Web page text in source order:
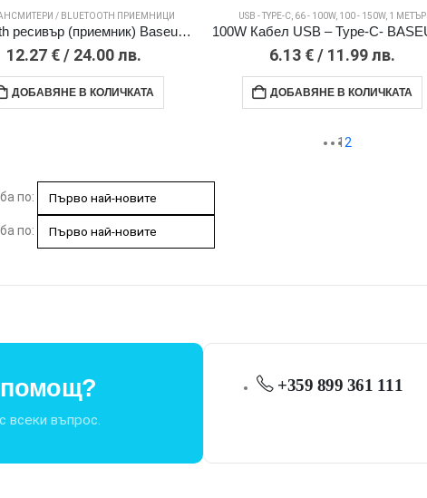
/ BLUETOOTH ПРИЕМНИЦИ
Bluetooth ресивър (приемник) Baseus Qiyin (WXQY010001), Jack 3.5mm /черен/
12.27 €/ 24.00 лв.
ДОБАВЯНЕ В КОЛИЧКАТА
USB - TYPE-C, 66 - 100W, 100 - 150W, 1 МЕТЪР
6.13 €/ 11.99 лв.
ДОБАВЯНЕ В КОЛИЧКАТА
1 2
по:
по:
помощ?
всеки въпрос.
+359 899 361 111